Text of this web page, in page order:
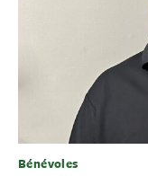
Bénévoles